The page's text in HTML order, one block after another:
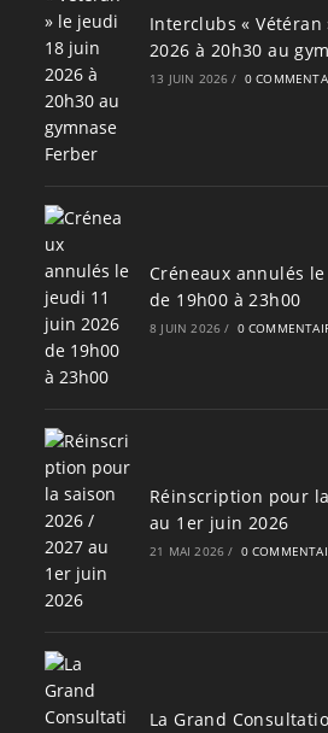
Interclubs «
2026 à 20h30 au
13 JUIN 2026 / 0
Créneaux annulés
de 19h00 à 23h00
8 JUIN 2026 / 0
Réinscription pour
au 1er juin 2026
21 MAI 2026 / 0
La Grand